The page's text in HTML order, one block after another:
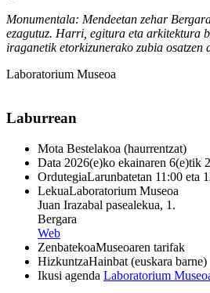
Monumentala: Mendeetan zehar
ezagutuz. Harri, egitura eta arkitektura
iraganetik etorkizunerako zubia osatzen
Laboratorium Museoa
Laburrean
Mota Bestelakoa (haurrentzat)
Data 2026(e)ko ekainaren 6(e)tik
OrdutegiaLarunbatetan 11:00 eta
LekuaLaboratorium Museoa
Juan Irazabal pasealekua, 1.
Bergara
Web
ZenbatekoaMuseoaren tarifak
HizkuntzaHainbat (euskara barne)
Ikusi agenda Laboratorium